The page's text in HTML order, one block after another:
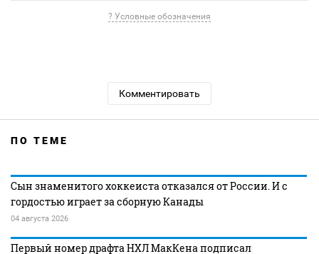
? Условные обозначения
Комментировать
ПО ТЕМЕ
Сын знаменитого хоккеиста отказался от России. И с
гордостью играет за сборную Канады
04 августа 2026
Первый номер драфта НХЛ МакКена подписал